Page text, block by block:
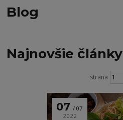
Blog
Najnovšie články
strana
07
07
2022